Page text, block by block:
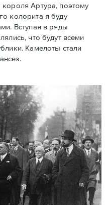
Артура, поэтому
колорита я буду
Вступая в ряды
что будут всеми
Камелоты стали